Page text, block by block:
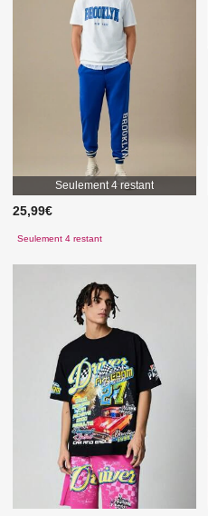
Seulement 4 restant
25,99€
Seulement 4 restant